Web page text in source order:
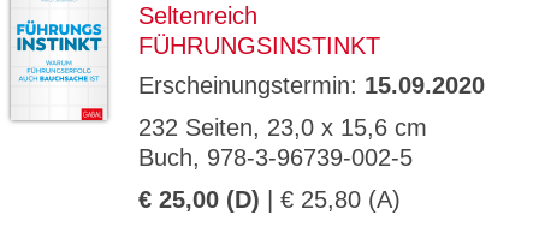
Seltenreich
FÜHRUNGSINSTINKT
Erscheinungstermin: 15.09.2020
232 Seiten, 23,0 x 15,6 cm
Buch, 978-3-96739-002-5
€ 25,00 (D) | € 25,80 (A)